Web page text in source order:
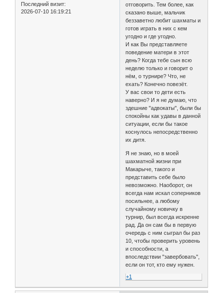
Последний визит:
2026-07-10 16:19:21
отговорить. Тем более, как
сказано выше, мальчик
беззаветно любит шахматы и
готов играть в них с кем
угодно и где угодно.
И как Вы представляете
поведение матери в этот
день? Когда тебе сын всю
неделю только и говорит о
нём, о турнире? Что, не
ехать? Конечно повезёт.
У вас свои то дети есть
наверно? И я не думаю, что
здешние "адвокаты", были бы
спокойны как удавы в данной
ситуации, если бы такое
коснулось непосредственно
их дитя.
Я не знаю, но в моей
шахматной жизни при
Макарыче, такого и
представить себе было
невозможно. Наоборот, он
всегда нам искал соперников
посильнее, а любому
случайному новичку в
турнир, был всегда искренне
рад. Да он сам бы в первую
очередь с ним сыграл бы раз
10, чтобы проверить уровень
и способности, а
впоследствии "завербовать",
если он тот, кто ему нужен.
+1